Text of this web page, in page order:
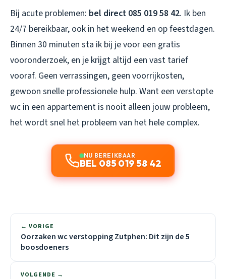
Bij acute problemen: bel direct 085 019 58 42. Ik ben
24/7 bereikbaar, ook in het weekend en op feestdagen.
Binnen 30 minuten sta ik bij je voor een gratis
vooronderzoek, en je krijgt altijd een vast tarief
vooraf. Geen verrassingen, geen voorrijkosten,
gewoon snelle professionele hulp. Want een verstopte
wc in een appartement is nooit alleen jouw probleem,
het wordt snel het probleem van het hele complex.
NU BEREIKBAAR
BEL 085 019 58 42
← VORIGE
Oorzaken wc verstopping Zutphen: Dit zijn de 5
boosdoeners
VOLGENDE →